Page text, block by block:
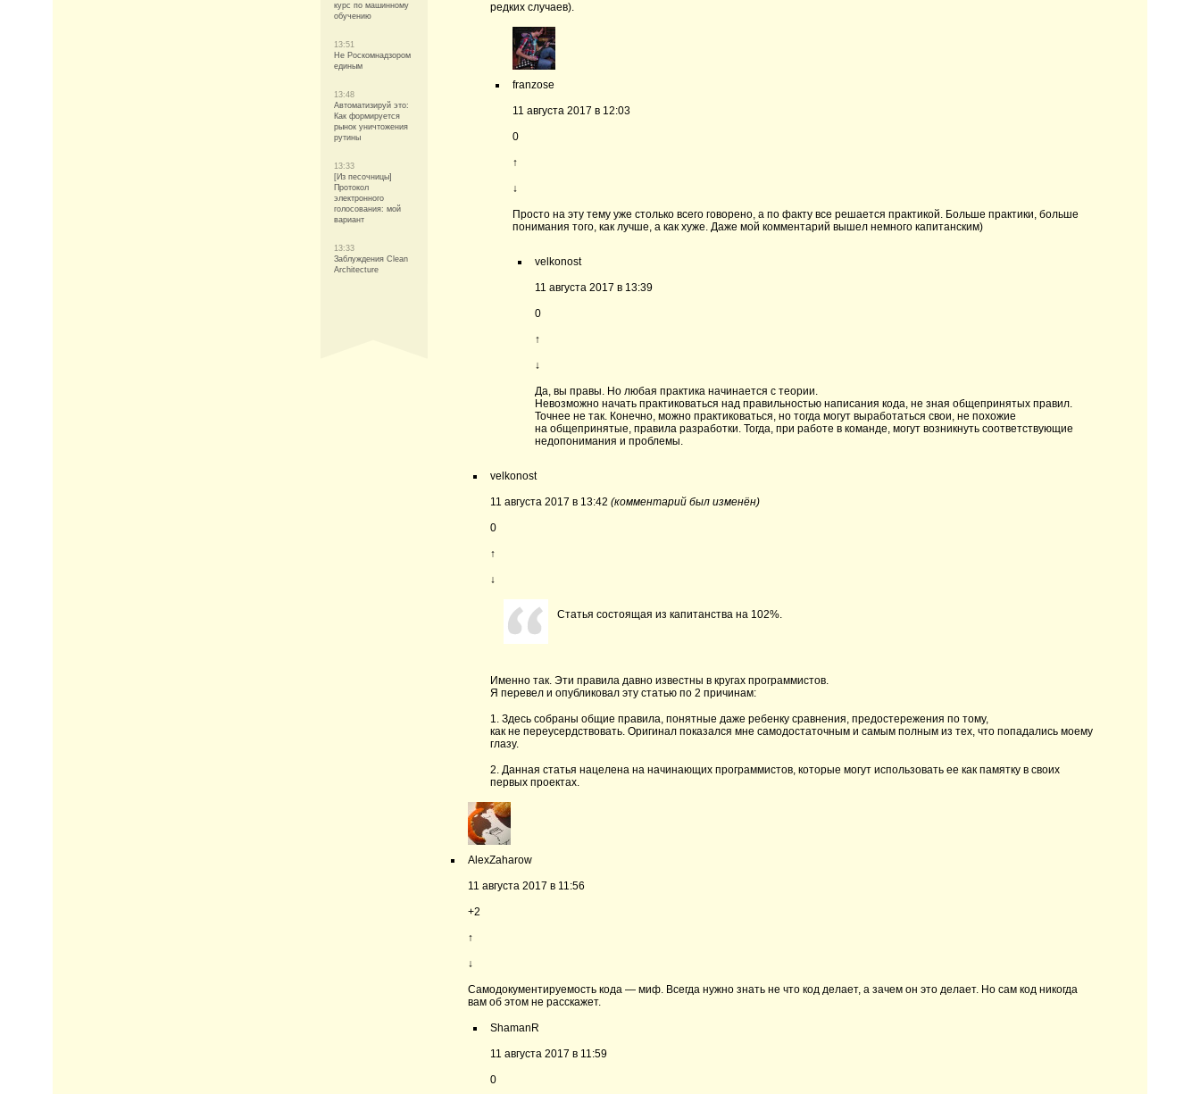
курс по машинному
обучению
13:51
Не Роскомнадзором
единым
13:48
Автоматизируй это:
Как формируется
рынок уничтожения
рутины
13:33
[Из песочницы]
Протокол
электронного
голосования: мой
вариант
13:33
Заблуждения Clean
Architecture
редких случаев).
franzose
11 августа 2017 в 12:03
0
↑
↓
Просто на эту тему уже столько всего говорено, а по факту все решается практикой. Больше практики, больше
понимания того, как лучше, а как хуже. Даже мой комментарий вышел немного капитанским)
velkonost
11 августа 2017 в 13:39
0
↑
↓
Да, вы правы. Но любая практика начинается с теории.
Невозможно начать практиковаться над правильностью написания кода, не зная общепринятых правил.
Точнее не так. Конечно, можно практиковаться, но тогда могут выработаться свои, не похожие
на общепринятые, правила разработки. Тогда, при работе в команде, могут возникнуть соответствующие
недопонимания и проблемы.
velkonost
11 августа 2017 в 13:42 (комментарий был изменён)
0
↑
↓
Статья состоящая из капитанства на 102%.
Именно так. Эти правила давно известны в кругах программистов.
Я перевел и опубликовал эту статью по 2 причинам:
1. Здесь собраны общие правила, понятные даже ребенку сравнения, предостережения по тому,
как не переусердствовать. Оригинал показался мне самодостаточным и самым полным из тех, что попадались моему
глазу.
2. Данная статья нацелена на начинающих программистов, которые могут использовать ее как памятку в своих
первых проектах.
AlexZaharow
11 августа 2017 в 11:56
+2
↑
↓
Самодокументируемость кода — миф. Всегда нужно знать не что код делает, а зачем он это делает. Но сам код никогда
вам об этом не расскажет.
ShamanR
11 августа 2017 в 11:59
0